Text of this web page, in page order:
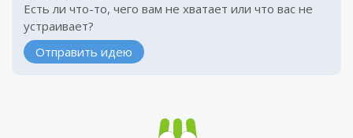
Есть ли что-то, чего вам не хватает или что вас не
устраивает?
Отправить идею